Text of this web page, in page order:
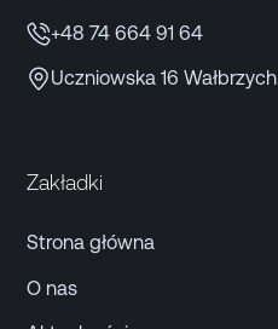
+48 74 664 91 64
Uczniowska 16 Wałbrzych
Zakładki
Strona główna
O nas